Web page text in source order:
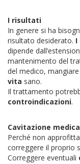
I risultati
In genere si ha
risultato desiderato. I
dipende
mantenimento del
del medico,
vita sano.
Il trattamento
controindicazioni.
Cavitazione
Perché non
correggere il proprio
Correggere eventuali